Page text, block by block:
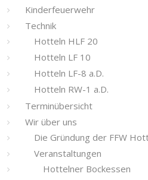
Kinderfeuerwehr
Technik
Hotteln HLF 20
Hotteln LF 10
Hotteln LF-8 a.D.
Hotteln RW-1 a.D.
Terminübersicht
Wir über uns
Die Gründung der FFW
Veranstaltungen
Hottelner Bockessen